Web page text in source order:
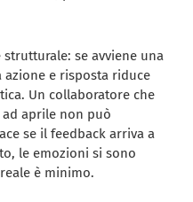
se avviene una
azione e risposta riduce
Un collaboratore che
aprile non può
se il feedback arriva a
le emozioni si sono
è minimo.